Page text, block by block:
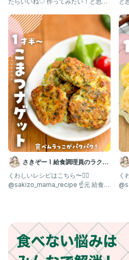
さきぞー ⌇ 給食調理員のラクう
ま幼児食
くわしいレシピはこちら〜💁‍♀️ ⁡
@sakizo_mama_recipe ☝️元 給食の
く